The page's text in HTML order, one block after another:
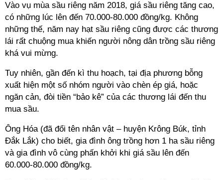
Vào vụ mùa sầu riêng năm 2018, giá sầu riêng tăng cao,
có những lúc lên đến 70.000-80.000 đồng/kg. Không
những thế, năm nay hạt sầu riêng cũng được các thương
lái rất chuộng mua khiến người nông dân trồng sầu riêng
khá vui mừng.
Tuy nhiên, gần đến kì thu hoạch, tại địa phương bỗng
xuất hiện một số nhóm người vào chèn ép giá, hoặc
ngăn cản, đòi tiền “bảo kê” của các thương lái đến thu
mua sầu.
Ông Hóa (đã đổi tên nhân vật – huyện Krông Búk, tỉnh
Đắk Lắk) cho biết, gia đình ông trồng hơn 1 ha sầu riêng
và gia đình vô cùng phấn khởi khi giá sầu lên đến
60.000-80.000 đồng/kg.